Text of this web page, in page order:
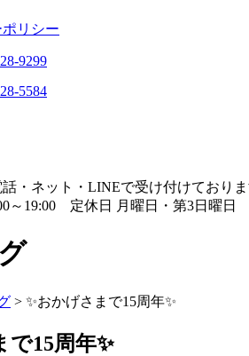
リシー
・ネット・LINEで受け付けておりま
～19:00 定休日 月曜日・第3日曜日
> ✨おかげさまで15周年✨
で15周年✨